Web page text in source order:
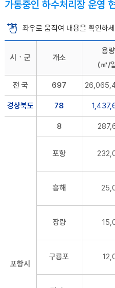
가동중인 하수처리장 운영
좌우로 움직여 내용을 확인하
시ㆍ군 개소
용량
(㎥/
전 국 697
경상북도 78
포항시
8
포항
흥해
장량
구룡포